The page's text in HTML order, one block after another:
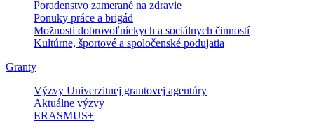
Poradenstvo zamerané na zdravie
Ponuky práce a brigád
Možnosti dobrovoľníckych a sociálnych činností
Kultúrne, športové a spoločenské podujatia
Granty
Výzvy Univerzitnej grantovej agentúry
Aktuálne výzvy
ERASMUS+